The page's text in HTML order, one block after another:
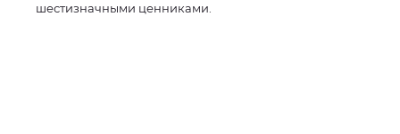
шестизначными ценниками.